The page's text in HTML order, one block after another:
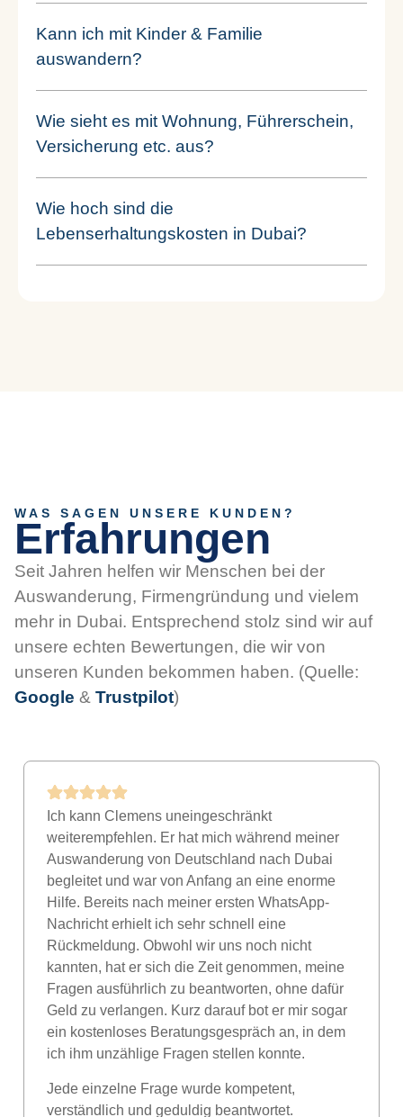
Kann ich mit Kinder & Familie
auswandern?
Wie sieht es mit Wohnung, Führerschein,
Versicherung etc. aus?
Wie hoch sind die
Lebenserhaltungskosten in Dubai?
WAS SAGEN UNSERE KUNDEN?
Erfahrungen
Seit Jahren helfen wir Menschen bei der
Auswanderung, Firmengründung und vielem
mehr in Dubai. Entsprechend stolz sind wir auf
unsere echten Bewertungen, die wir von
unseren Kunden bekommen haben. (Quelle:
Google & Trustpilot)
Ich kann Clemens uneingeschränkt
weiterempfehlen. Er hat mich während meiner
Auswanderung von Deutschland nach Dubai
begleitet und war von Anfang an eine enorme
Hilfe. Bereits nach meiner ersten WhatsApp-
Nachricht erhielt ich sehr schnell eine
Rückmeldung. Obwohl wir uns noch nicht
kannten, hat er sich die Zeit genommen, meine
Fragen ausführlich zu beantworten, ohne dafür
Geld zu verlangen. Kurz darauf bot er mir sogar
ein kostenloses Beratungsgespräch an, in dem
ich ihm unzählige Fragen stellen konnte.
Jede einzelne Frage wurde kompetent,
verständlich und geduldig beantwortet.